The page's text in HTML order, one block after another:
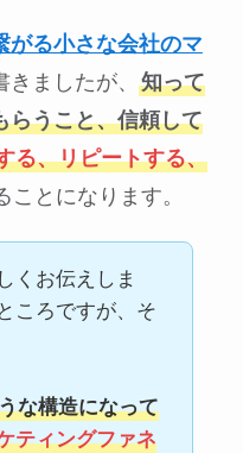
がる小さな会社のマ
きましたが、 知って
らうこと、信頼して
る、リピートする、
とになります。
くお伝えしま
ころですが、そ
な構造になって
ティングファネ